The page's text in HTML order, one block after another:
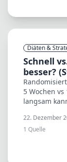
Diäten &
Schnell
besser?
5 Wochen
langsam
22. Dezember
1 Quelle